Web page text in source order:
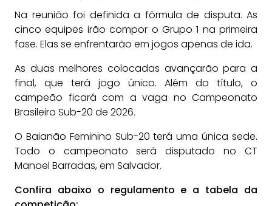
Na reunião foi definida a fórmula de disputa. As
cinco equipes irão compor o Grupo 1 na primeira
fase. Elas se enfrentarão em jogos apenas de ida.
As duas melhores colocadas avançarão para a
final, que terá jogo único. Além do título, o
campeão ficará com a vaga no Campeonato
Brasileiro Sub-20 de 2026.
O Baianão Feminino Sub-20 terá uma única sede.
Todo o campeonato será disputado no CT
Manoel Barradas, em Salvador.
Confira abaixo o regulamento e a tabela da